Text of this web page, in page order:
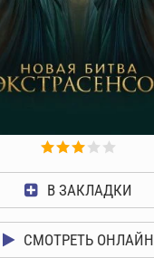
В ЗАКЛАДКИ
СМОТРЕТЬ ОНЛАЙН